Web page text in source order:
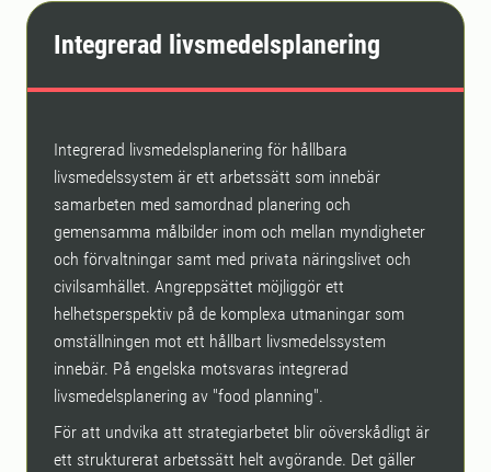
Integrerad livsmedelsplanering
Integrerad livsmedelsplanering för hållbara
livsmedelssystem är ett arbetssätt som innebär
samarbeten med samordnad planering och
gemensamma målbilder inom och mellan myndigheter
och förvaltningar samt med privata näringslivet och
civilsamhället. Angreppsättet möjliggör ett
helhetsperspektiv på de komplexa utmaningar som
omställningen mot ett hållbart livsmedelssystem
innebär. På engelska motsvaras integrerad
livsmedelsplanering av "food planning".
För att undvika att strategiarbetet blir oöverskådligt är
ett strukturerat arbetssätt helt avgörande. Det gäller